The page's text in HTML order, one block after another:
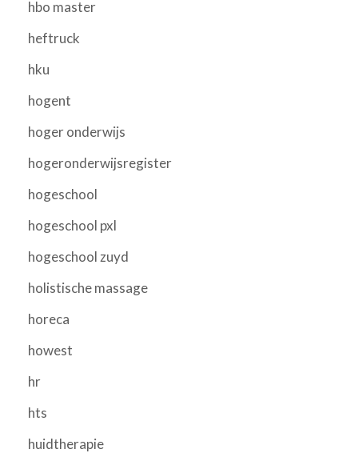
hbo master
heftruck
hku
hogent
hoger onderwijs
hogeronderwijsregister
hogeschool
hogeschool pxl
hogeschool zuyd
holistische massage
horeca
howest
hr
hts
huidtherapie